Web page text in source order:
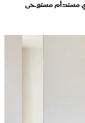
مستدام مستوحى